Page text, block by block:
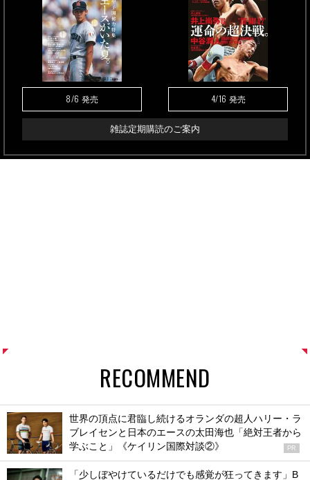
8/6 発売 4/16 発売
雑誌定期購読のご案内
RECOMMEND
世界の頂点に君臨し続けるオランダの超人ハリー・ラ
ブレイセンと日本のエースの太田海也「絶対王者から
学ぶこと」《ケイリン国際対談②》
PR
「少しぼやけているだけでも感覚が狂ってきます」B